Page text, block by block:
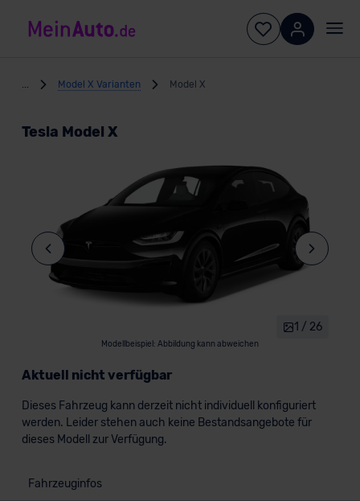
Model X Varianten Model X
Tesla Model X
Modellbeispiel: Abbildung kann abweichen
1 / 26
Aktuell nicht verfügbar
Dieses Fahrzeug kann derzeit nicht individuell konfiguriert
werden. Leider stehen auch keine Bestandsangebote für
dieses Modell zur Verfügung.
Fahrzeuginfos